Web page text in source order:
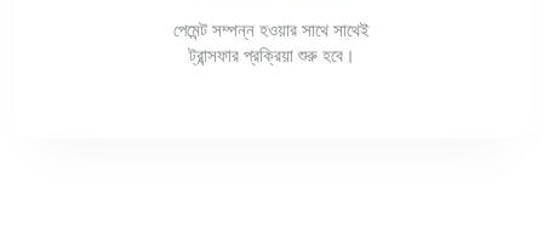
পেমেন্ট সম্পন্ন হওয়ার সাথে সাথেই
ট্রান্সফার প্রক্রিয়া শুরু হবে।